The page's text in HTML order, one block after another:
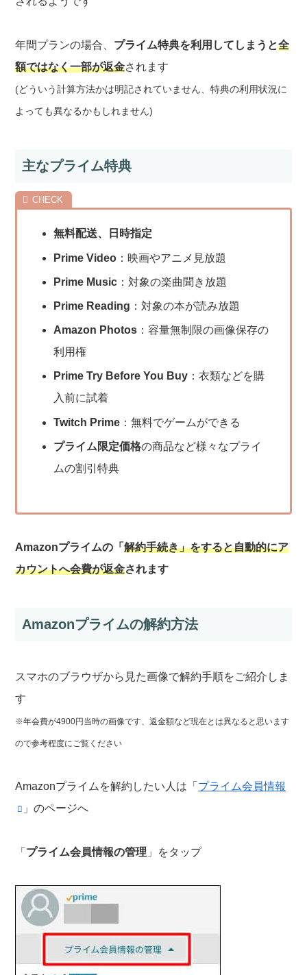
年間プランの場合、 プライム特典を利用してしまうと全
額ではなく一部が返金されます
(どういう計算方法かは明記されていません、特典の利用状況に
よっても異なるかもしれません)
主なプライム特典
無料配送、日時指定
Prime Video ：映画やアニメ見放題
Prime Music ：対象の楽曲聞き放題
Prime Reading ：対象の本が読み放題
Amazon Photos ：容量無制限の画像保存の
利用権
Prime Try Before You Buy ：衣類などを購
入前に試着
Twitch Prime ：無料でゲームができる
プライム限定価格の商品など様々なプライ
ムの割引特典
Amazonプライムの「解約手続き」をすると自動的にア
カウントへ会費が返金されます
Amazonプライムの解約方法
スマホのブラウザから見た画像で解約手順をご紹介しま
す
※年会費が4900円当時の画像です、返金額など現在とは異なると思います
ので参考程度にご覧ください
Amazonプライムを解約したい人は「 プライム会員情報
」のページへ
「 プライム会員情報の管理 」をタップ